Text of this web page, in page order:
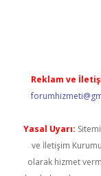
Reklam ve
Yasal Uyarı:
ve İletişim
olarak hizmet